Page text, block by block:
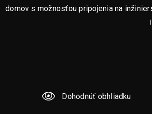
domov s možnosťou pripojenia na
Dohodnúť obhliadku